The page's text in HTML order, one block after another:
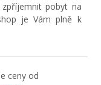
pobyt na
je Vám plně k
ceny od